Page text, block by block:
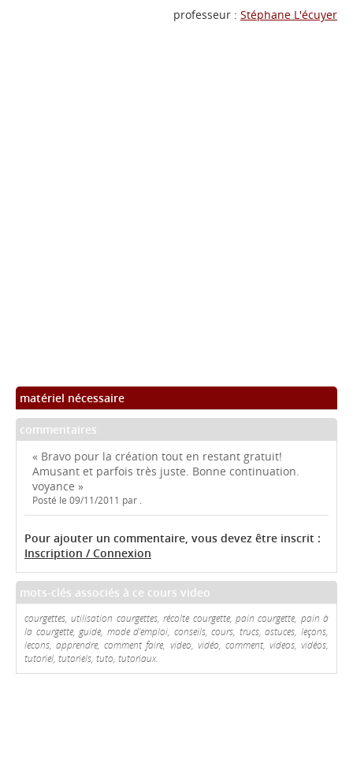
professeur : Stéphane L'écuyer
matériel nécessaire
commentaires
« Bravo pour la création tout en restant gratuit!
Amusant et parfois très juste. Bonne continuation.
voyance »
Posté le 09/11/2011 par .
Pour ajouter un commentaire, vous devez être inscrit :
Inscription / Connexion
mots-clés associés à ce cours video
courgettes, utilisation courgettes, récolte courgette, pain courgette, pain à
la courgette, guide, mode d'emploi, conseils, cours, trucs, astuces, leçons,
lecons, apprendre, comment faire, video, vidéo, comment, videos, vidéos,
tutoriel, tutoriels, tuto, tutoriaux.